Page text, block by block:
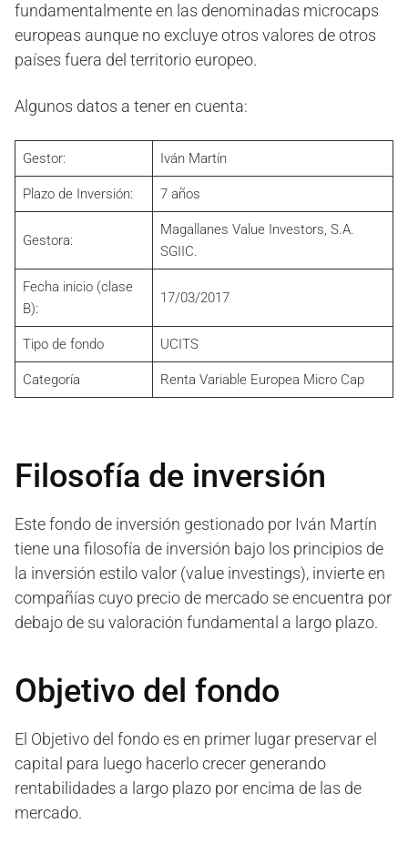
fundamentalmente en las denominadas microcaps
europeas aunque no excluye otros valores de otros
países fuera del territorio europeo.
Algunos datos a tener en cuenta:
Gestor: Iván Martín
Plazo de Inversión: 7 años
Gestora:
Magallanes Value Investors, S.A.
SGIIC.
Fecha inicio (clase
B):
17/03/2017
Tipo de fondo UCITS
Categoría Renta Variable Europea Micro Cap
Filosofía de inversión
Este fondo de inversión gestionado por Iván Martín
tiene una filosofía de inversión bajo los principios de
la inversión estilo valor (value investings), invierte en
compañías cuyo precio de mercado se encuentra por
debajo de su valoración fundamental a largo plazo.
Objetivo del fondo
El Objetivo del fondo es en primer lugar preservar el
capital para luego hacerlo crecer generando
rentabilidades a largo plazo por encima de las de
mercado.